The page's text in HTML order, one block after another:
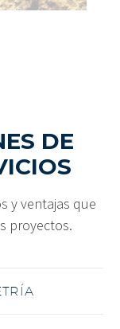
DE
y ventajas que
proyectos.